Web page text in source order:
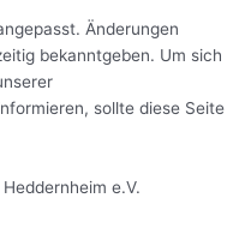
Änderungen
bekanntgeben. Um sich
sollte diese Seite
e.V.